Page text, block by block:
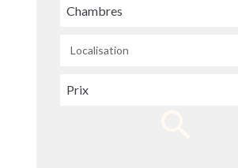
Chambres
Localisation
Prix